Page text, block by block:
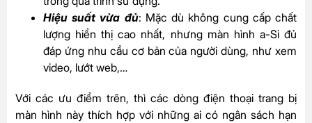
Hiệu suất vừa đủ: Mặc dù không cung cấp chất
lượng hiển thị cao nhất, nhưng màn hình a-Si đủ
đáp ứng nhu cầu cơ bản của người dùng, như xem
video, lướt web,…
Với các ưu điểm trên, thì các dòng điện thoại trang bị
màn hình này thích hợp với những ai có ngân sách hạn